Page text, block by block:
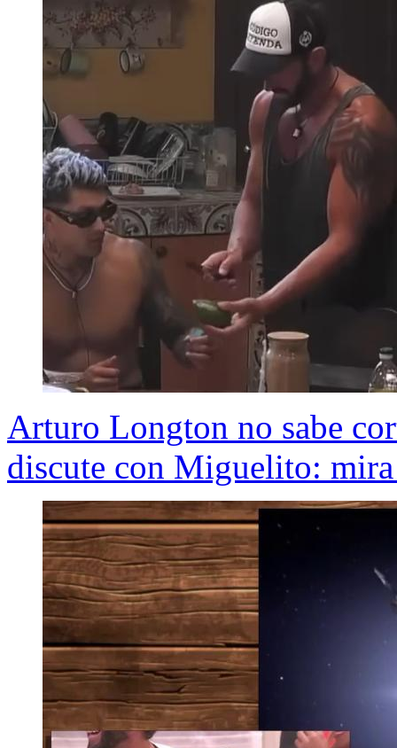
Arturo Longton no sabe
discute con Miguelito: